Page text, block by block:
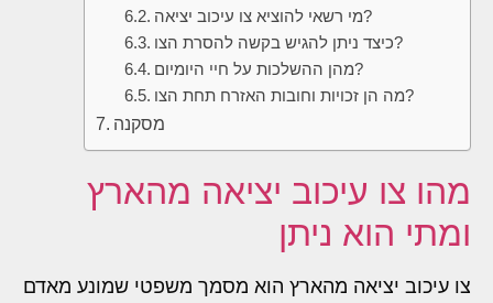
מי רשאי להוציא צו עיכוב יציאה?
כיצד ניתן להגיש בקשה להסרת הצו?
מהן ההשלכות על חיי היומיום?
מה הן זכויות וחובות האזרח תחת הצו?
מסקנה
מהו צו עיכוב יציאה מהארץ
ומתי הוא ניתן
צו עיכוב יציאה מהארץ הוא מסמך משפטי שמונע מאדם